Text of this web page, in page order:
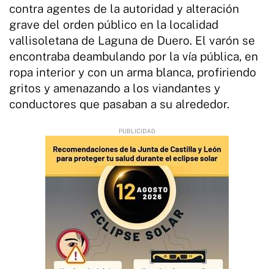
contra agentes de la autoridad y alteración
grave del orden público en la localidad
vallisoletana de Laguna de Duero. El varón se
encontraba deambulando por la vía pública, en
ropa interior y con un arma blanca, profiriendo
gritos y amenazando a los viandantes y
conductores que pasaban a su alrededor.